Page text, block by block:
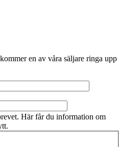
en av våra säljare ringa upp
Här får du information om